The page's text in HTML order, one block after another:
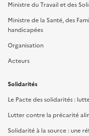
Ministre du Travail et des
Ministre de la Santé, des
handicapées
Organisation
Acteurs
Solidarités
Le Pacte des solidarités :
Lutter contre la précarité
Solidarité à la source : une